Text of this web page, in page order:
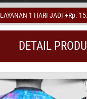
LAYANAN 1 HARI JADI +Rp.
DETAIL